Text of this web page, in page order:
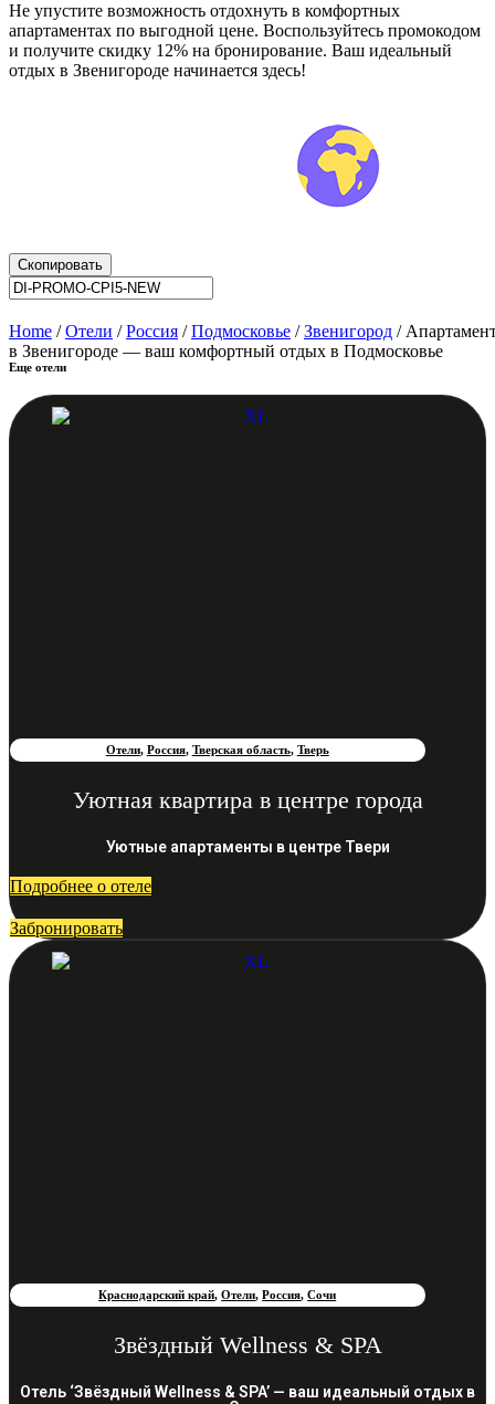
Не упустите возможность отдохнуть в комфортных
апартаментах по выгодной цене. Воспользуйтесь промокодом
и получите скидку 12% на бронирование. Ваш идеальный
отдых в Звенигороде начинается здесь!
Скопировать
Home /Отели /Россия /Подмосковье /Звенигород /
в Звенигороде — ваш комфортный отдых в Подмосковье
Еще отели
Отели, Россия, Тверская область, Тверь
Уютная квартира в центре города
Уютные апартаменты в центре Твери
Подробнее о отеле
Забронировать
Краснодарский край,Отели,Россия,Сочи
Звёздный Wellness & SPA
Отель ‘Звёздный Wellness & SPA’ — ваш идеальный отдых в